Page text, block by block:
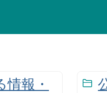
報・